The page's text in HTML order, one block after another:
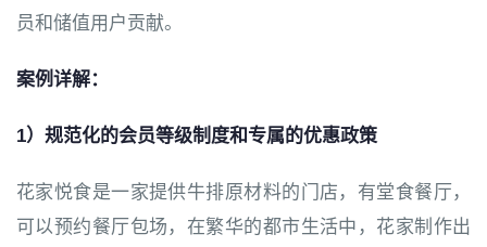
员和储值用户贡献。
案例详解：
1）规范化的会员等级制度和专属的优惠政策
花家悦食是一家提供牛排原材料的门店，有堂食餐厅，
可以预约餐厅包场，在繁华的都市生活中，花家制作出